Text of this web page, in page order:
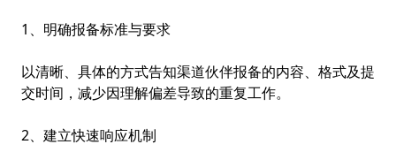
1、明确报备标准与要求
以清晰、具体的方式告知渠道伙伴报备的内容、格式及提
交时间，减少因理解偏差导致的重复工作。
2、建立快速响应机制